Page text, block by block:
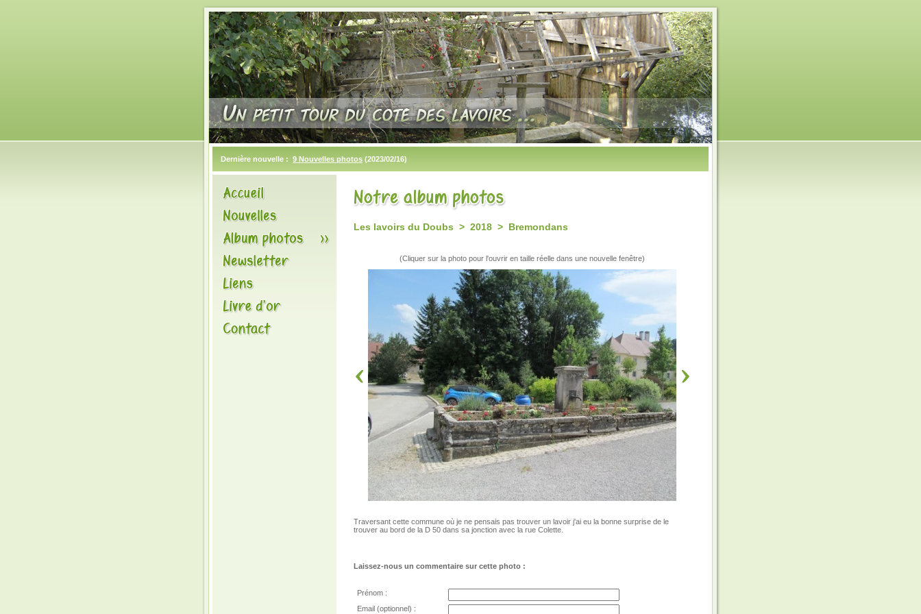
Dernière nouvelle : 9 Nouvelles photos (2023/02/16)
Les lavoirs du Doubs > 2018 > Bremondans
(Cliquer sur la photo pour l'ouvrir en taille réelle dans une nouvelle fenêtre)
Traversant cette commune où je ne pensais pas trouver un lavoir j'ai eu la bonne surprise de le
trouver au bord de la D 50 dans sa jonction avec la rue Colette.
Laissez-nous un commentaire sur cette photo :
Prénom :
Email (optionnel) :